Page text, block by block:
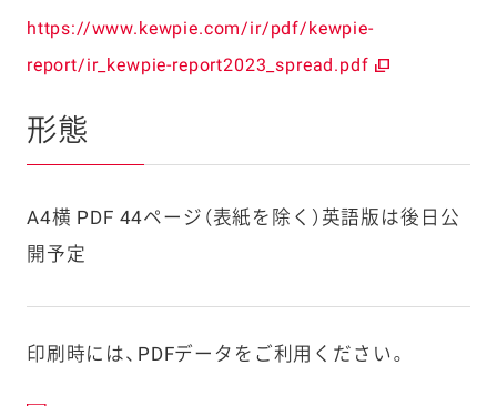
https://www.kewpie.com/ir/pdf/kewpie-
report/ir_kewpie-report2023_spread.pdf
形態
A4横 PDF 44ページ（表紙を除く）英語版は後日公
開予定
印刷時には、PDFデータをご利用ください。